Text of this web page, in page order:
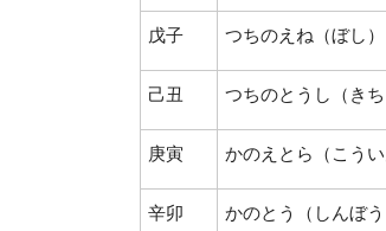
戊子 つちのえね（ぼし）
己丑 つちのとうし（きち
庚寅 かのえとら（こうい
辛卯 かのとう（しんぼう